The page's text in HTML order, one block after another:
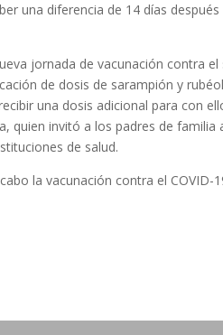
una diferencia de 14 días
jornada de vacunación contra el
de dosis de sarampión y
una dosis adicional para con
quien invitó a los padres de familia
de salud.
la vacunación contra el COVID-